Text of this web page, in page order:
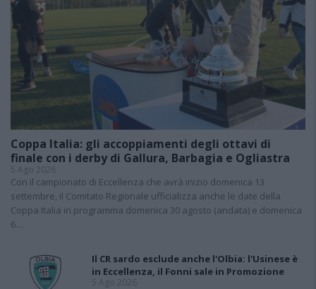
Coppa Italia: gli accoppiamenti degli ottavi di
finale con i derby di Gallura, Barbagia e Ogliastra
5 Ago 2026
Con il campionato di Eccellenza che avrà inizio domenica 13
settembre, il Comitato Regionale ufficializza anche le date della
Coppa Italia in programma domenica 30 agosto (andata) e domenica
6…
Il CR sardo esclude anche l'Olbia: l'Usinese è
in Eccellenza, il Fonni sale in Promozione
5 Ago 2026